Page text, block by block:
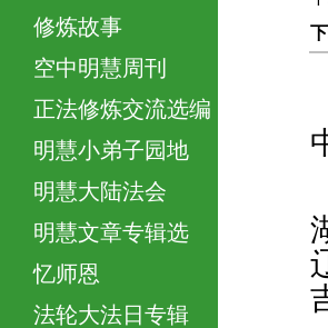
修炼故事
空中明慧周刊
正法修炼交流选编
明慧小弟子园地
明慧大陆法会
明慧文章专辑选
忆师恩
法轮大法日专辑